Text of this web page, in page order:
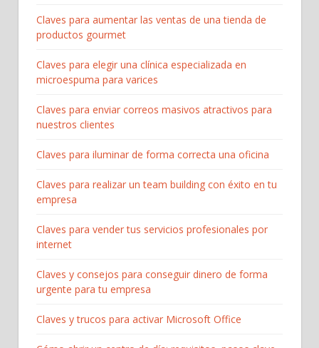
Claves para aumentar las ventas de una tienda de
productos gourmet
Claves para elegir una clínica especializada en
microespuma para varices
Claves para enviar correos masivos atractivos para
nuestros clientes
Claves para iluminar de forma correcta una oficina
Claves para realizar un team building con éxito en tu
empresa
Claves para vender tus servicios profesionales por
internet
Claves y consejos para conseguir dinero de forma
urgente para tu empresa
Claves y trucos para activar Microsoft Office